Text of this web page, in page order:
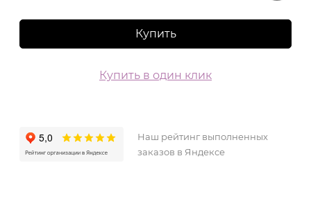
Купить
Купить в один клик
Наш рейтинг выполненных
заказов в Яндексе